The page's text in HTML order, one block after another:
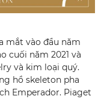
mắt vào đầu năm
cuối năm 2021 và
và kim loại quý.
hồ skeleton pha
Emperador. Piaget